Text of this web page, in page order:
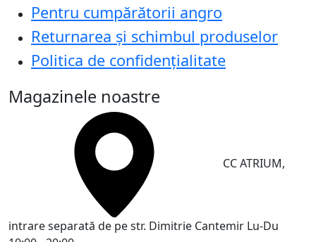
Pentru cumpărătorii angro
Returnarea și schimbul produselor
Politica de confidențialitate
Magazinele noastre
CC ATRIUM,
intrare separată de pe str. Dimitrie Cantemir Lu-Du